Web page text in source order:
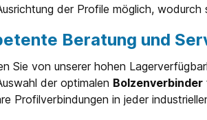
Zertifizierungen von
Leistung und
des Verbinders
Der
97x17x12 ist in
der Industrie
der Profile möglich,
Beratung und
Sie von unserer hohen
der optimalen Bolzenverbinder
Profilverbindungen in jeder